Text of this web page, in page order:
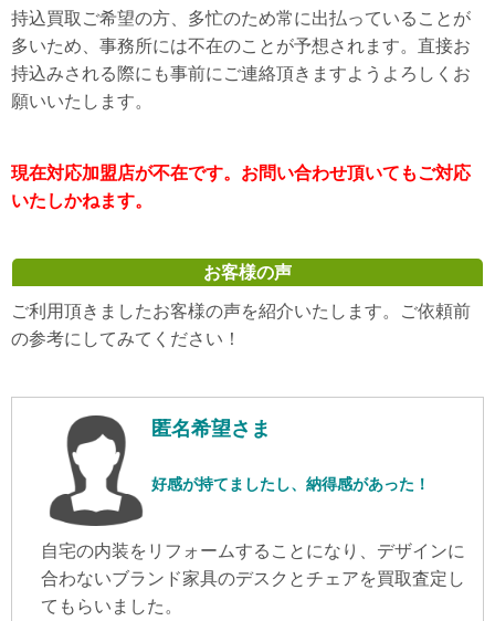
持込買取ご希望の方、多忙のため常に出払っていることが
多いため、事務所には不在のことが予想されます。直接お
持込みされる際にも事前にご連絡頂きますようよろしくお
願いいたします。
現在対応加盟店が不在です。お問い合わせ頂いてもご対応
いたしかねます。
お客様の声
ご利用頂きましたお客様の声を紹介いたします。ご依頼前
の参考にしてみてください！
匿名希望さま
好感が持てましたし、納得感があった！
自宅の内装をリフォームすることになり、デザインに
合わないブランド家具のデスクとチェアを買取査定し
てもらいました。